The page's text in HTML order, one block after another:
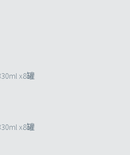
x8罐
x8罐